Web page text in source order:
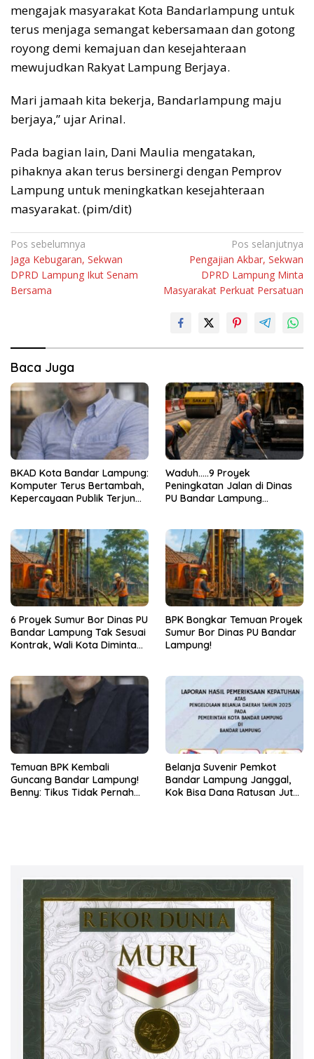
mengajak masyarakat Kota Bandarlampung untuk
terus menjaga semangat kebersamaan dan gotong
royong demi kemajuan dan kesejahteraan
mewujudkan Rakyat Lampung Berjaya.
Mari jamaah kita bekerja, Bandarlampung maju
berjaya,” ujar Arinal.
Pada bagian lain, Dani Maulia mengatakan,
pihaknya akan terus bersinergi dengan Pemprov
Lampung untuk meningkatkan kesejahteraan
masyarakat. (pim/dit)
Navigasi
pos
Pos sebelumnya
Jaga Kebugaran, Sekwan
DPRD Lampung Ikut Senam
Bersama
Pos selanjutnya
Pengajian Akbar, Sekwan
DPRD Lampung Minta
Masyarakat Perkuat Persatuan
Baca Juga
BKAD Kota Bandar Lampung:
Komputer Terus Bertambah,
Kepercayaan Publik Terjun
Waduh…..9 Proyek
Peningkatan Jalan di Dinas
PU Bandar Lampung
6 Proyek Sumur Bor Dinas PU
Bandar Lampung Tak Sesuai
Kontrak, Wali Kota Diminta
BPK Bongkar Temuan Proyek
Sumur Bor Dinas PU Bandar
Lampung!
Temuan BPK Kembali
Guncang Bandar Lampung!
Benny: Tikus Tidak Pernah
Belanja Suvenir Pemkot
Bandar Lampung Janggal,
Kok Bisa Dana Ratusan Juta